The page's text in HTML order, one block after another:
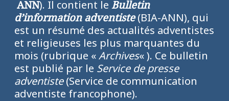
ANN). Il contient le Bulletin
d’information adventiste(BIA-ANN), qui
est un résumé des actualités adventistes
et religieuses les plus marquantes du
mois (rubrique «Archives« ). Ce bulletin
est publié par le Service de presse
adventiste(Service de communication
adventiste francophone).